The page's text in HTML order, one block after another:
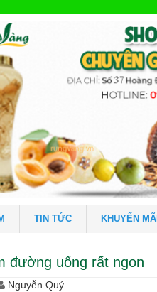
TIN TỨC KHUYẾN MÃI
đường uống rất ngon
Nguyễn Quý